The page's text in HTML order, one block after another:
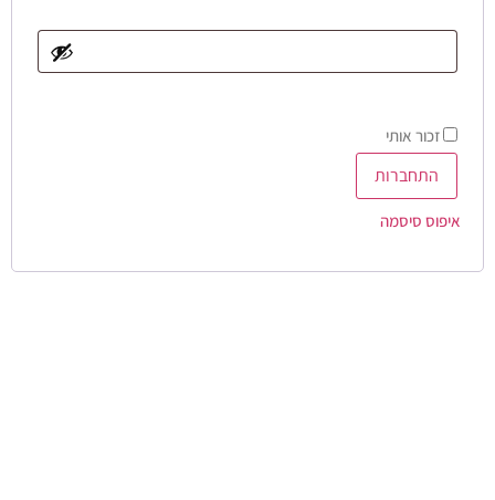
זכור אותי
התחברות
איפוס סיסמה